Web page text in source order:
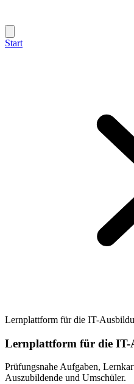
Start
Lernplattform für die IT-
Lernplattform für die IT-
Prüfungsnahe Aufgaben,
Auszubildende und Umschüler.